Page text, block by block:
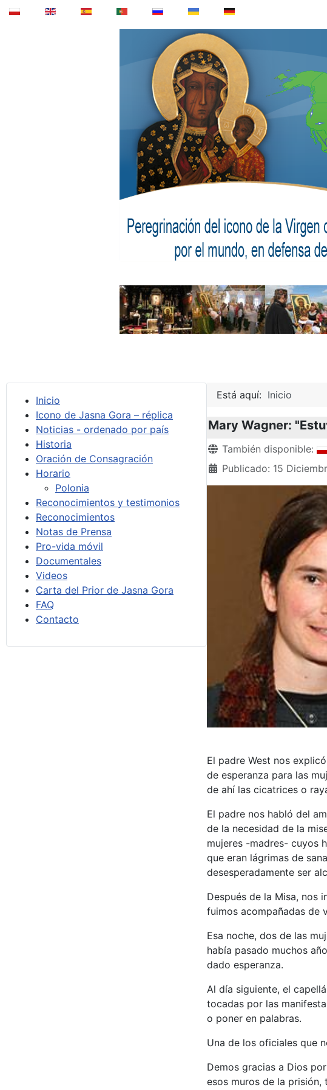
Inicio
Icono de Jasna Gora – réplica
Noticias - ordenado por país
Historia
Oración de Consagración
Horario
Polonia
Reconocimientos y testimonios
Reconocimientos
Notas de Prensa
Pro-vida móvil
Documentales
Videos
Carta del Prior de Jasna Gora
FAQ
Contacto
Está aquí: Inicio
Mary Wagner:
Detalles
También disponible:
Publicado: 15
El padre West nos
de esperanza para las
de ahí las cicatrices o
El padre nos habló del
de la necesidad de la
mujeres -madres- cuyos
que eran lágrimas de
desesperadamente ser
Después de la Misa, nos
fuimos acompañadas de
Esa noche, dos de las
había pasado muchos
dado esperanza.
Al día siguiente, el
tocadas por las
o poner en palabras.
Una de los oficiales que
Demos gracias a Dios
esos muros de la prisión,